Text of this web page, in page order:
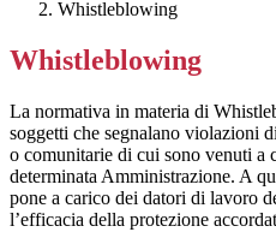
Whistleblowing
Whistleblowing
La normativa in materia di
soggetti che segnalano violazioni
o comunitarie di cui sono venuti a
determinata Amministrazione. A
pone a carico dei datori di lavoro
l’efficacia della protezione